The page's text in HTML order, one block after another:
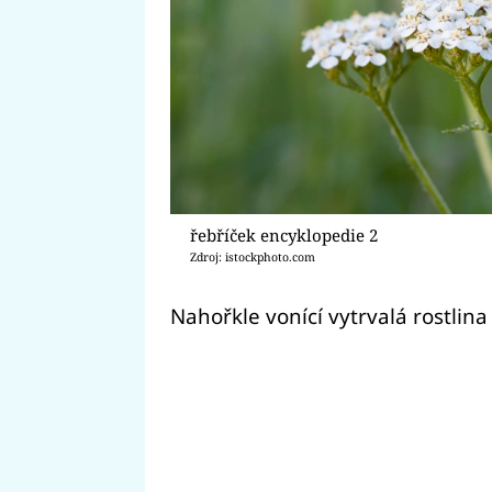
řebříček encyklopedie 2
Zdroj: istockphoto.com
Nahořkle vonící vytrvalá rostlina